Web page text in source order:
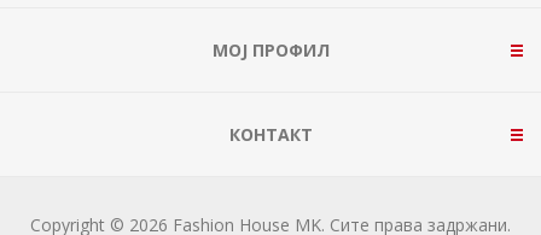
МОЈ ПРОФИЛ
КОНТАКТ
Copyright © 2026 Fashion House MK. Сите права задржани.